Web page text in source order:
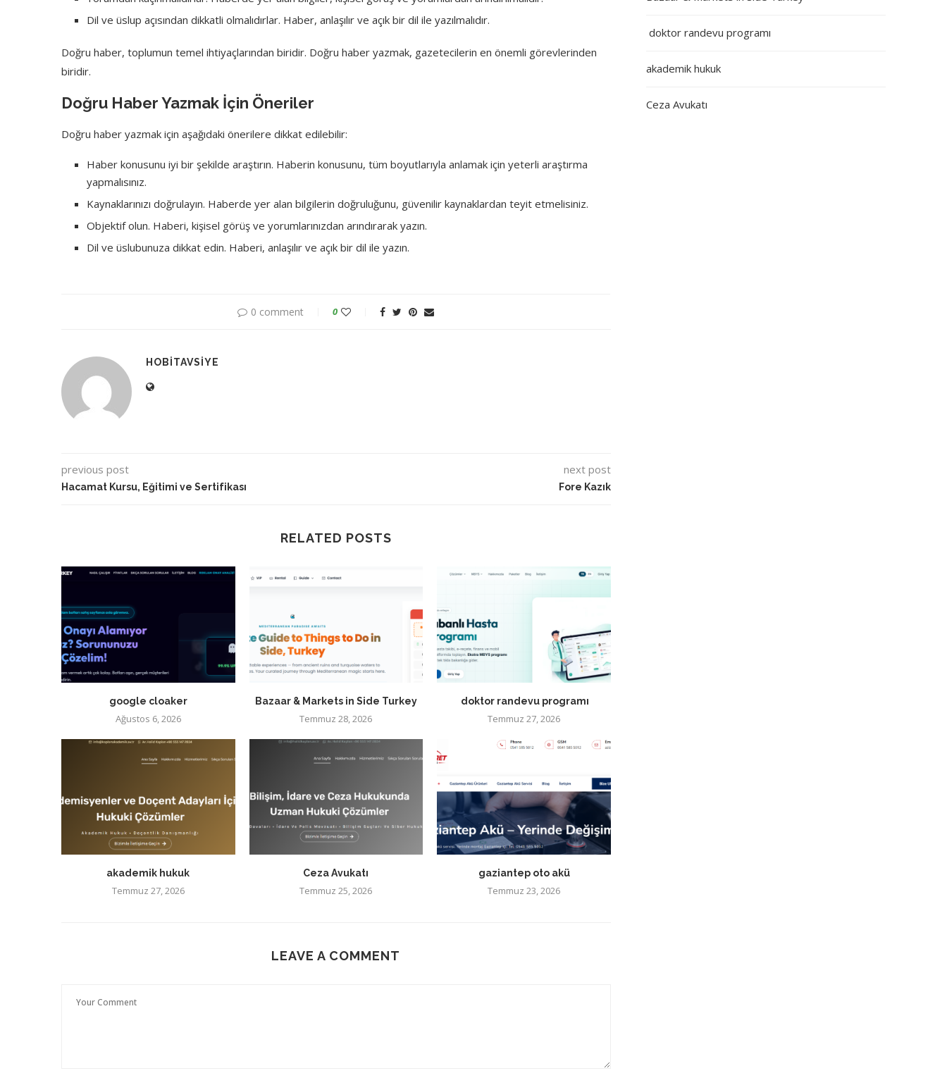
Dil ve üslup açısından dikkatli olmalıdırlar. Haber, anlaşılır ve açık bir dil ile yazılmalıdır.
Doğru haber, toplumun temel ihtiyaçlarından biridir. Doğru haber yazmak, gazetecilerin en önemli görevlerinden
biridir.
Doğru Haber Yazmak İçin Öneriler
Doğru haber yazmak için aşağıdaki önerilere dikkat edilebilir:
Haber konusunu iyi bir şekilde araştırın. Haberin konusunu, tüm boyutlarıyla anlamak için yeterli araştırma
yapmalısınız.
Kaynaklarınızı doğrulayın. Haberde yer alan bilgilerin doğruluğunu, güvenilir kaynaklardan teyit etmelisiniz.
Objektif olun. Haberi, kişisel görüş ve yorumlarınızdan arındırarak yazın.
Dil ve üslubunuza dikkat edin. Haberi, anlaşılır ve açık bir dil ile yazın.
0 comment 0
HOBITAVSIYE
previous post
Hacamat Kursu, Eğitimi ve Sertifikası
next post
Fore Kazık
RELATED POSTS
google cloaker
Ağustos 6, 2026
Bazaar & Markets in Side Turkey
Temmuz 28, 2026
doktor randevu programı
Temmuz 27, 2026
akademik hukuk
Temmuz 27, 2026
Ceza Avukatı
Temmuz 25, 2026
gaziantep oto akü
Temmuz 23, 2026
LEAVE A COMMENT
doktor randevu programı
akademik hukuk
Ceza Avukatı